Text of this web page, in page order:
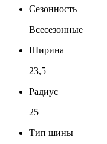
Сезонность
Всесезонные
Ширина
23,5
Радиус
25
Тип шины